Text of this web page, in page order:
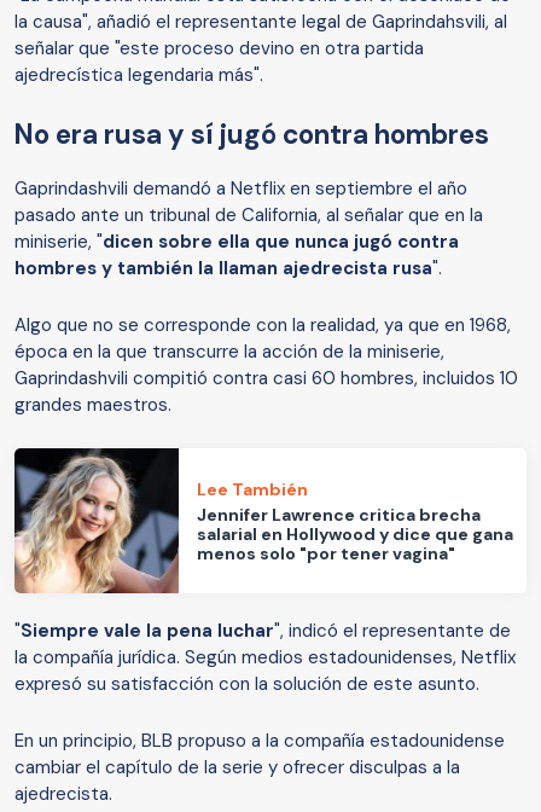
la causa", añadió el representante legal de Gaprindahsvili, al
señalar que "este proceso devino en otra partida
ajedrecística legendaria más".
No era rusa y sí jugó contra hombres
Gaprindashvili demandó a Netflix en septiembre el año
pasado ante un tribunal de California, al señalar que en la
miniserie, "dicen sobre ella que nunca jugó contra
hombres y también la llaman ajedrecista rusa".
Algo que no se corresponde con la realidad, ya que en 1968,
época en la que transcurre la acción de la miniserie,
Gaprindashvili compitió contra casi 60 hombres, incluidos 10
grandes maestros.
Lee También
Jennifer Lawrence critica brecha
salarial en Hollywood y dice que gana
menos solo "por tener vagina"
"Siempre vale la pena luchar", indicó el representante de
la compañía jurídica. Según medios estadounidenses, Netflix
expresó su satisfacción con la solución de este asunto.
En un principio, BLB propuso a la compañía estadounidense
cambiar el capítulo de la serie y ofrecer disculpas a la
ajedrecista.